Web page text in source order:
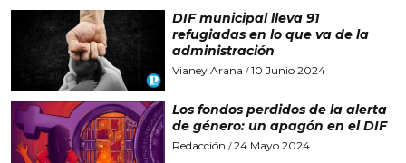
DIF municipal lleva 91
refugiadas en lo que va de la
administración
Vianey Arana /10 Junio 2024
Los fondos perdidos de la alerta
de género: un apagón en el DIF
Redacción /24 Mayo 2024